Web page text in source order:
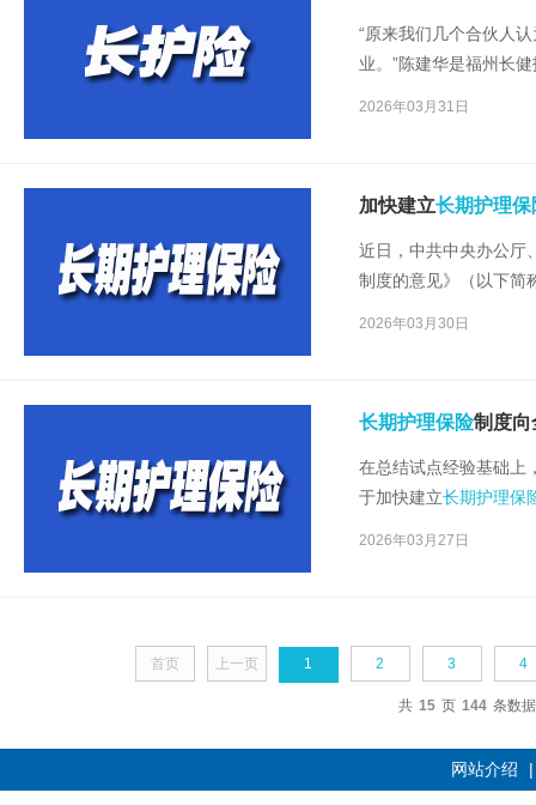
“原来我们几个合伙人
业。”陈建华是福州长
2026年03月31日
加快建立长期护理保
近日，中共中央办公厅
制度的意见》（以下简
2026年03月30日
长期护理保险制度向
在总结试点经验基础上
于加快建立长期护理保
2026年03月27日
首页 上一页 1 2 3 4
共 15 页 144 条数据
网站介绍